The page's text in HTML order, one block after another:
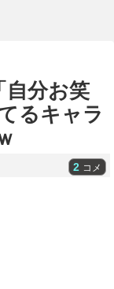
自分お笑
るキャラ
2 コメ